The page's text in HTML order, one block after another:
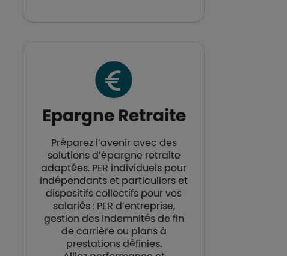
Epargne Retraite​
Préparez l’avenir avec des
solutions d’épargne retraite
adaptées. PER individuels pour
indépendants et particuliers et
dispositifs collectifs pour vos
salariés : PER d’entreprise,
gestion des indemnités de fin
de carrière ou plans à
prestations définies.